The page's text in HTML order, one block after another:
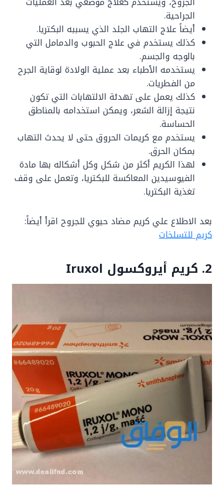
الجراحية.
أيضاً علاج التهاب الجلد الذي يسببه البكتريا.
كذلك يستخدم في علاج الحبوب والدمامل التي
بالوجه والجسم.
يستخدمه الأطباء بعد عملية الولادة لوقاية الجرح
من الفطريات.
كذلك يعمل على تهدئة الالتهابات التي تكون
نتيجة إزالة الشعر، ويمكن استخدامه بالمناطق
الحساسة.
يستخدم مع كريمات الحروق حتى لا يحدث التهاب
بمكان الحرق.
لهذا الكريم أكثر من شكل وكل أشكاله بها مادة
الفيوسيدين المعاكسة للبكتريا، وتعمل على وقف
تغذية البكتريا.
بعد الاطلاع علي كريم مضاد حيوي للجروح اقرأ أيضاً:
كريم للتسلخات
2. كريم أيروكسول Iruxol